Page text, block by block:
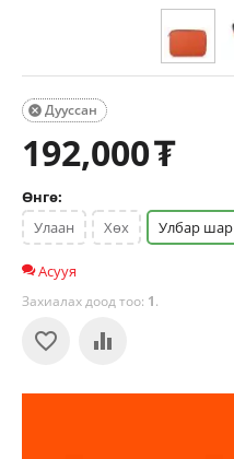
Дууссан

192,000₮
Өнгө:
Улаан
Хөх Улбар шар
Асууя
Захиалах доод тоо: 1.